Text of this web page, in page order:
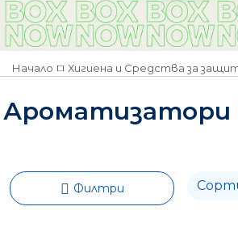
Начало Хигиена и Средства за
Филтри